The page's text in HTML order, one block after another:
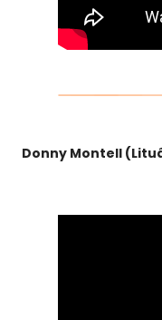
Donny Montell